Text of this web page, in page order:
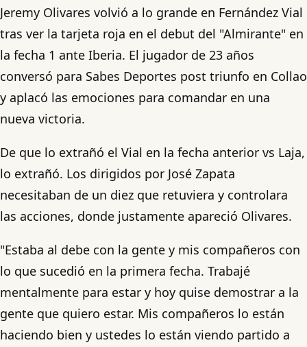
Jeremy Olivares volvió a lo grande en Fernández Vial
tras ver la tarjeta roja en el debut del "Almirante" en
la fecha 1 ante Iberia. El jugador de 23 años
conversó para Sabes Deportes post triunfo en Collao
y aplacó las emociones para comandar en una
nueva victoria.
De que lo extrañó el Vial en la fecha anterior vs Laja,
lo extrañó. Los dirigidos por José Zapata
necesitaban de un diez que retuviera y controlara
las acciones, donde justamente apareció Olivares.
"Estaba al debe con la gente y mis compañeros con
lo que sucedió en la primera fecha. Trabajé
mentalmente para estar y hoy quise demostrar a la
gente que quiero estar. Mis compañeros lo están
haciendo bien y ustedes lo están viendo partido a